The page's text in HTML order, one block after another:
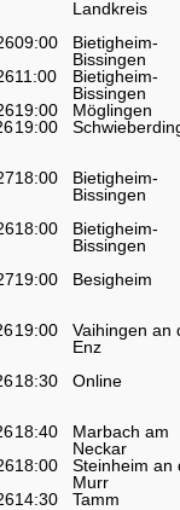
Landkreis
09:00
Bietigheim-
Bissingen
11:00
Bietigheim-
Bissingen
19:00
Möglingen
19:00
18:00
Bietigheim-
Bissingen
18:00
Bietigheim-
Bissingen
19:00 Besigheim
19:00
Vaihingen an
Enz
18:30 Online
18:40
Marbach am
Neckar
18:00
Steinheim an
Murr
14:30 Tamm